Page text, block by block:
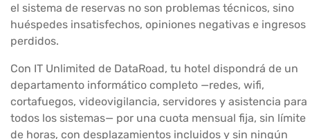
el sistema de reservas no son problemas técnicos, sino
huéspedes insatisfechos, opiniones negativas e ingresos
perdidos.
Con IT Unlimited de DataRoad, tu hotel dispondrá de un
departamento informático completo —redes, wifi,
cortafuegos, videovigilancia, servidores y asistencia para
todos los sistemas— por una cuota mensual fija, sin límite
de horas, con desplazamientos incluidos y sin ningún